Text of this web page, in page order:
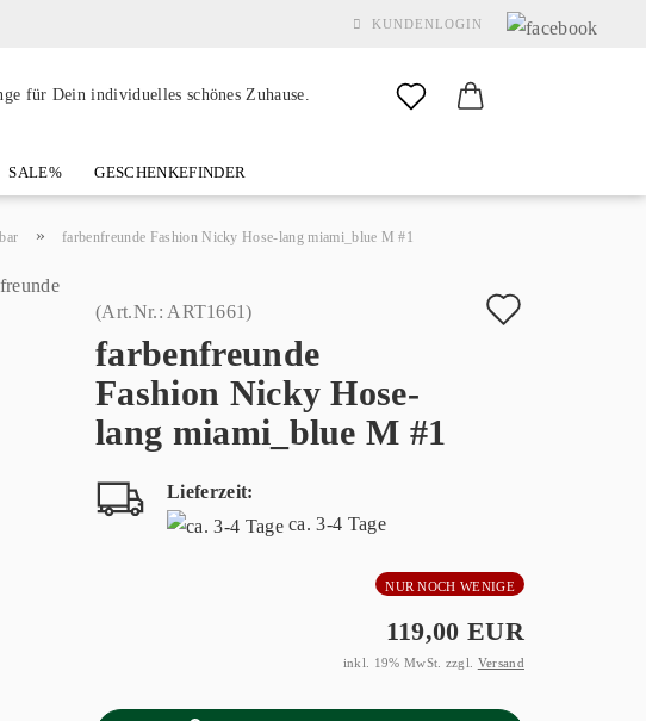
KUNDENLOGIN
Konto erstellen
für Dein individuelles schönes Zuhause.
SALE% GESCHENKEFINDER
» farbenfreunde Fashion Nicky Hose-lang miami_blue M #1
(Art.Nr.: ART1661)
farbenfreunde
Fashion Nicky Hose-
lang miami_blue M #1
Lieferzeit:
ca. 3-4 Tage
NUR NOCH WENIGE
119,00 EUR
inkl. 19% MwSt. zzgl. Versand